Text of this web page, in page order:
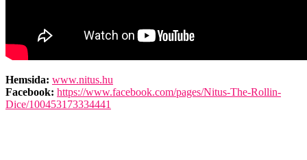
Hemsida: www.nitus.hu
Facebook: https://www.facebook.com/pages/Nitus-The-Rollin-
Dice/100453173334441